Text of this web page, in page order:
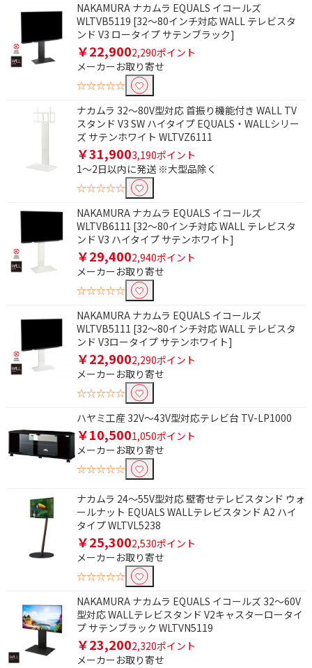
NAKAMURA ナカムラ EQUALS イコールズ
WLTVB5119 [32～80インチ対応 WALL テレビスタ
ンド V3 ロータイプ サテンブラック]
￥22,9002,290ポイント
メーカーお取り寄せ
☆☆☆☆☆
ナカムラ 32～80V型対応 首振り機能付き WALL TV
スタンド V3 SW ハイタイプ EQUALS・WALLシリー
ズ サテンホワイト WLTVZ6111
￥31,9003,190ポイント
1～2日以内に発送 ※大型品除く
☆☆☆☆☆
NAKAMURA ナカムラ EQUALS イコールズ
WLTVB6111 [32～80インチ対応 WALL テレビスタ
ンド V3 ハイタイプ サテンホワイト]
￥29,4002,940ポイント
メーカーお取り寄せ
☆☆☆☆☆
NAKAMURA ナカムラ EQUALS イコールズ
WLTVB5111 [32～80インチ対応 WALL テレビスタ
ンド V3ロータイプ サテンホワイト]
￥22,9002,290ポイント
メーカーお取り寄せ
☆☆☆☆☆
ハヤミ工産 32V～43V型対応テレビ台 TV-LP1000
￥10,5001,050ポイント
メーカーお取り寄せ
☆☆☆☆☆
ナカムラ 24～55V型対応 壁寄せテレビスタンド ウォ
ールナット EQUALS WALLテレビスタンド A2 ハイ
タイプ WLTVL5238
￥25,3002,530ポイント
メーカーお取り寄せ
☆☆☆☆☆
NAKAMURA ナカムラ EQUALS イコールズ 32～60V
型対応 WALLテレビスタンド V2キャスターロータイ
プ サテンブラック WLTVN5119
￥23,2002,320ポイント
メーカーお取り寄せ
条件で絞り込む
フリーワードで絞り込む
除外する
除外する にチェックを入れると、指定したワード
を除外して検索します。
価格で絞り込む
円~